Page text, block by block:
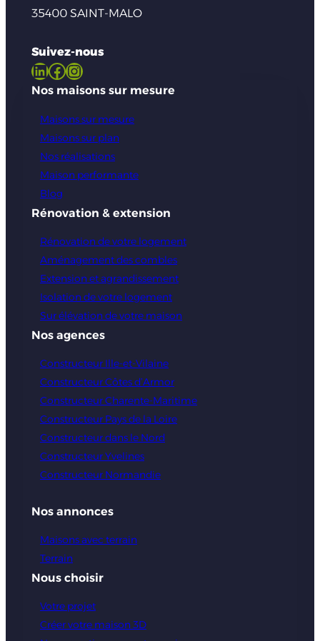
35400 SAINT-MALO
Suivez-nous
LinkedIn Facebook Instagram
Nos maisons sur mesure
Maisons sur mesure
Maisons sur plan
Nos réalisations
Maison performante
Blog
Rénovation & extension
Rénovation de votre logement
Aménagement des combles
Extension et agrandissement
Isolation de votre logement
Sur élévation de votre maison
Nos agences
Constructeur Ille-et-Vilaine
Constructeur Côtes d’Armor
Constructeur Charente-Maritime
Constructeur Pays de la Loire
Constructeur dans le Nord
Constructeur Yvelines
Constructeur Normandie
Nos annonces
Maisons avec terrain
Terrain
Nous choisir
Votre projet
Créer votre maison 3D